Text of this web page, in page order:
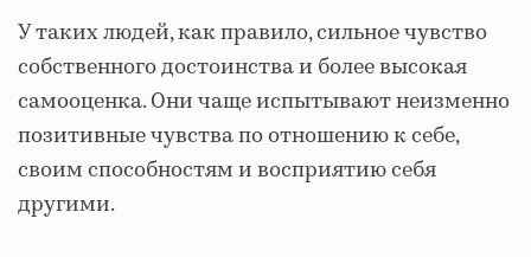
У таких людей, как правило, сильное чувство
собственного достоинства и более высокая
самооценка. Они чаще испытывают неизменно
позитивные чувства по отношению к себе,
своим способностям и восприятию себя
другими.